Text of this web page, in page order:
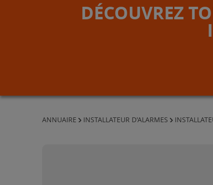
DÉCOUVREZ
ANNUAIRE INSTALLATEUR D'ALARMES